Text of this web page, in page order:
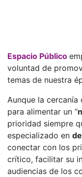
Espacio Público
voluntad de
temas de nuestra
Aunque la cercanía
para alimentar un “
prioridad siempre
especializado en
conectar con los
crítico, facilitar su
audiencias de los